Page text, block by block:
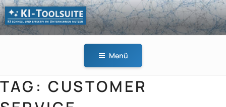
Zum
Inhalt
springen
KI-
Menü
TAG: CUSTOMER